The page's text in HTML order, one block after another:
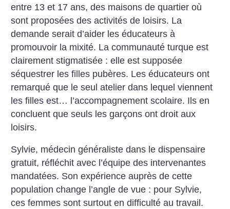
entre 13 et 17 ans, des maisons de quartier où
sont proposées des activités de loisirs. La
demande serait d’aider les éducateurs à
promouvoir la mixité. La communauté turque est
clairement stigmatisée : elle est supposée
séquestrer les filles pubères. Les éducateurs ont
remarqué que le seul atelier dans lequel viennent
les filles est… l’accompagnement scolaire. Ils en
concluent que seuls les garçons ont droit aux
loisirs.
Sylvie, médecin généraliste dans le dispensaire
gratuit, réfléchit avec l’équipe des intervenantes
mandatées. Son expérience auprès de cette
population change l’angle de vue : pour Sylvie,
ces femmes sont surtout en difficulté au travail.